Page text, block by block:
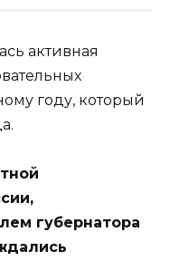
активная
году, который
губернатора